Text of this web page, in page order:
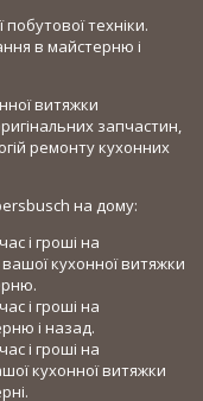
техніки.
в майстерню і
витяжки
запчастин,
ремонту кухонних
на дому:
і гроші на
кухонної витяжки
і гроші на
і назад.
і гроші на
кухонної витяжки